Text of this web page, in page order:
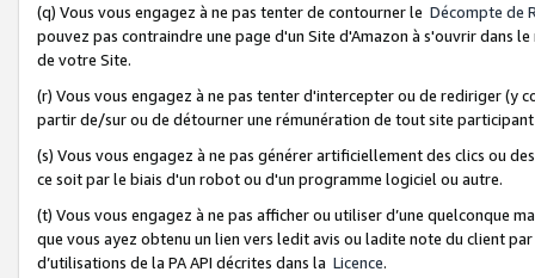
(q) Vous vous engagez à ne pas tenter de contourner le Décompte de
pouvez pas contraindre une page d'un Site d'Amazon à s'ouvrir dans
de votre Site.
(r) Vous vous engagez à ne pas tenter d'intercepter ou de rediriger
partir de/sur ou de détourner une rémunération de tout site
(s) Vous vous engagez à ne pas générer artificiellement des clics ou
ce soit par le biais d'un robot ou d'un programme logiciel ou autre.
(t) Vous vous engagez à ne pas afficher ou utiliser d’une quelconque
que vous ayez obtenu un lien vers ledit avis ou ladite note du client
d’utilisations de la PA API décrites dans la Licence.